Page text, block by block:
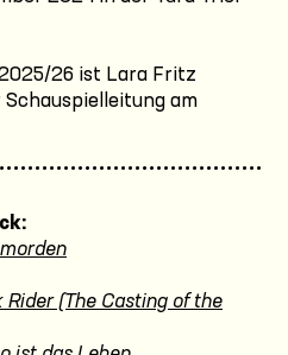
26 ist Lara Fritz
Schauspielleitung am
Rider (The Casting of the